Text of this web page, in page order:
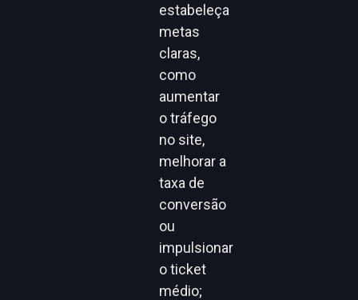
estabeleça
metas
claras,
como
aumentar
o tráfego
no site,
melhorar a
taxa de
conversão
ou
impulsionar
o ticket
médio;